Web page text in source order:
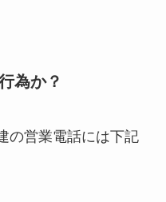
為か？
の営業電話には下記